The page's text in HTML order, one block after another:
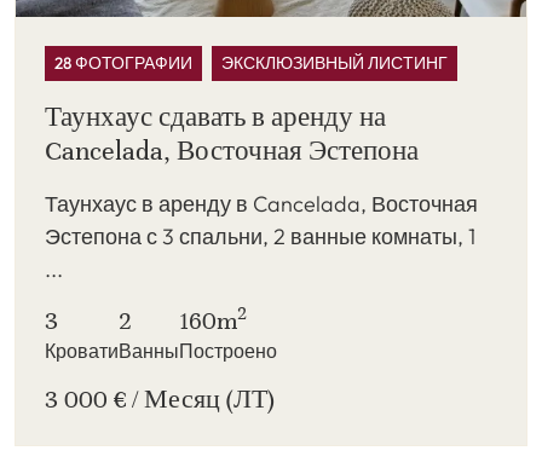
28 ФОТОГРАФИИ ЭКСКЛЮЗИВНЫЙ ЛИСТИНГ
Таунхаус сдавать в аренду на
Cancelada, Восточная Эстепона
Таунхаус в аренду в Cancelada, Восточная
Эстепона с 3 спальни, 2 ванные комнаты, 1
...
3
Кровати
2
Ванны
160m2
Построено
3 000 € / Месяц (ЛТ)